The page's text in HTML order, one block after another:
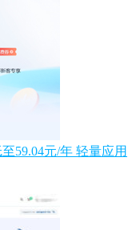
59.04元/年 轻量应用